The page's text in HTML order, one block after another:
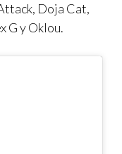
Doja Cat,
G y Oklou.